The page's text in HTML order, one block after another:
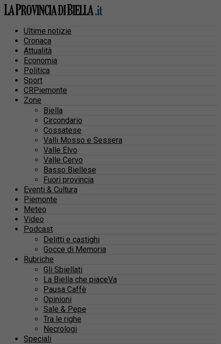
Ultime notizie
Cronaca
Attualità
Economia
Politica
Sport
CRPiemonte
Zone
Biella
Circondario
Cossatese
Valli Mosso e Sessera
Valle Elvo
Valle Cervo
Basso Biellese
Fuori provincia
Eventi & Cultura
Piemonte
Meteo
Video
Podcast
Delitti e castighi
Gocce di Memoria
Rubriche
Gli Sbiellati
La Biella che piaceVa
Pausa Caffè
Opinioni
Sale & Pepe
Tra le righe
Necrologi
Speciali